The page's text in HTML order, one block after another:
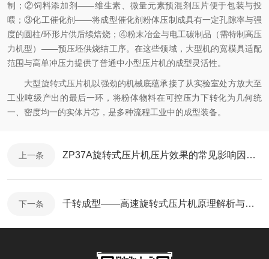
制；②饲料添加剂——维生素、微量元素预混剂压片便于包装与投
喂；③化工催化剂——将成型催化剂粉体压制成具有一定孔隙率与强
度的圆柱/环形片供后续焙烧；④粉末冶金与电工碳制品（需特制高压
力机型）——预压坯供烧结工序。在这些领域，大型机的宽模具适配
范围与高单冲压力提供了普通中小型压片机的成型灵活性。
大型旋转式压片机以强劲的机械底蕴承接了从实验室处方放大至
工业吨级产出的最后一环，将粉体物料在可控压力下转化为几何统
一、密度均一的实体片芯，是多种流程工业中的成型装备。
上一条 ZP37A旋转式压片机压片效果的常见影响因素解析
下一条 千转成型——高速旋转式压片机原理解析与选型指南